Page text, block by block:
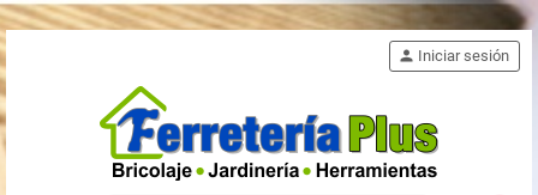
person Iniciar sesión